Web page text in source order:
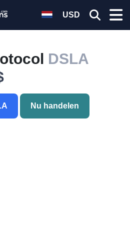
USD
DSLA
Nu handelen